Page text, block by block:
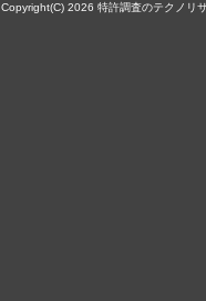
Copyright(C) 2026 特許調査のテクノリ